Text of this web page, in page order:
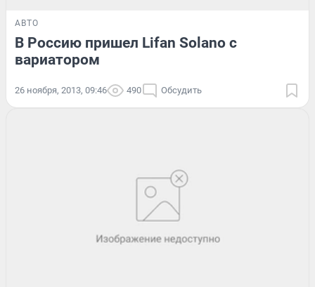
АВТО
В Россию пришел Lifan Solano с
вариатором
26 ноября, 2013, 09:46 490 Обсудить